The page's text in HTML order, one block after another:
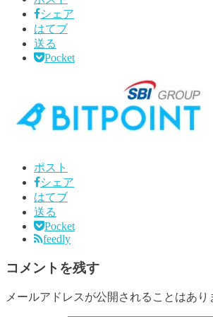
シェア
はてブ
送る
Pocket
ポスト
シェア
はてブ
送る
Pocket
feedly
コメントを残す
メールアドレスが公開されることはあり